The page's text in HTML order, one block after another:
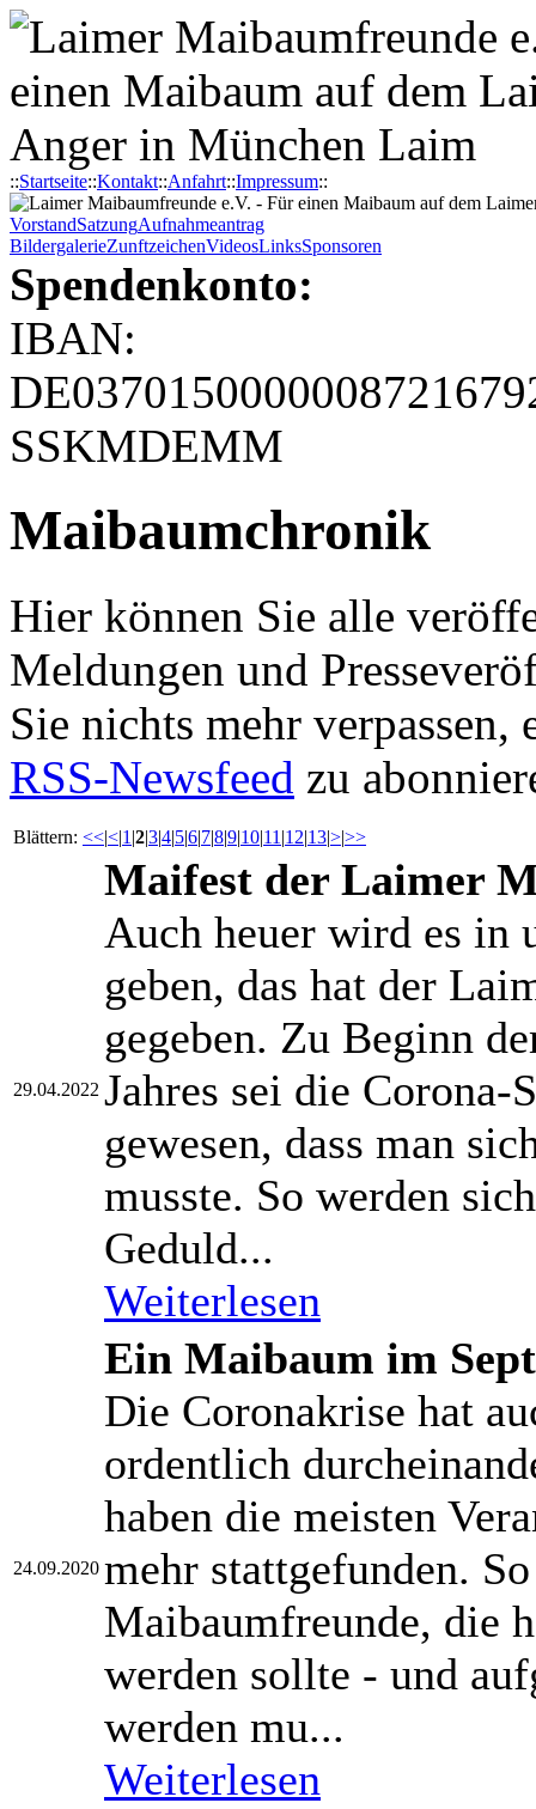
::Startseite::Kontakt::Anfahrt::Impressum::
VorstandSatzungAufnahmeantrag
BildergalerieZunftzeichenVideosLinksSponsoren
Spendenkonto:
IBAN:
SSKMDEMM
Maibaumchronik
Hier können Sie alle
Meldungen und
Sie nichts mehr
RSS-Newsfeed zu
Blättern: <<|<|1 |2|3|4|5|6|7|8|9|10|11 |12|13|>|>>
29.04.2022
Maifest der Laimer
Auch heuer wird es in
geben, das hat der
gegeben. Zu Beginn
Jahres sei die
gewesen, dass man
musste. So werden
Geduld...
Weiterlesen
24.09.2020
Ein Maibaum im
Die Coronakrise hat
ordentlich
haben die meisten
mehr stattgefunden.
Maibaumfreunde, die
werden sollte - und
werden mu...
Weiterlesen